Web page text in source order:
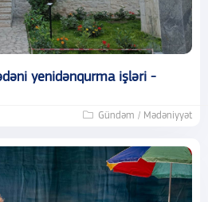
yenidənqurma işləri -
Gündəm / Mədəniyyət